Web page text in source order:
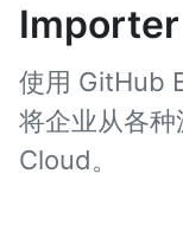
Importer
使用 GitHub
将企业从各
Cloud。